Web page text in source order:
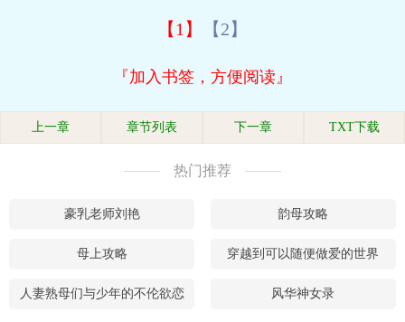
【1】 【2】
『加入书签，方便阅读』
上一章 章节列表 下一章 TXT下载
热门推荐
豪乳老师刘艳 韵母攻略
母上攻略 穿越到可以随便做爱的世界
人妻熟母们与少年的不伦欲恋 风华神女录